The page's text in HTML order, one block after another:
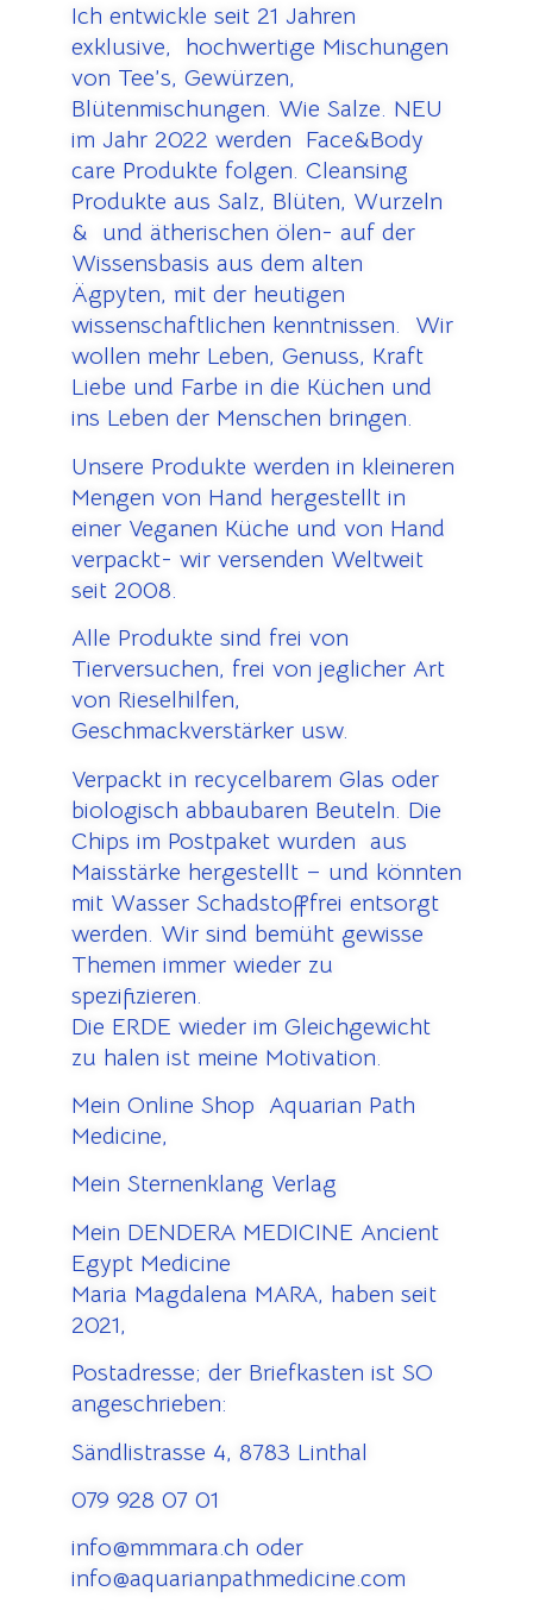
Ich entwickle seit 21 Jahren
exklusive, hochwertige Mischungen
von Tee’s, Gewürzen,
Blütenmischungen. Wie Salze. NEU
im Jahr 2022 werden Face&Body
care Produkte folgen. Cleansing
Produkte aus Salz, Blüten, Wurzeln
& und ätherischen ölen- auf der
Wissensbasis aus dem alten
Ägpyten, mit der heutigen
wissenschaftlichen kenntnissen. Wir
wollen mehr Leben, Genuss, Kraft
Liebe und Farbe in die Küchen und
ins Leben der Menschen bringen.
Unsere Produkte werden in kleineren
Mengen von Hand hergestellt in
einer Veganen Küche und von Hand
verpackt- wir versenden Weltweit
seit 2008.
Alle Produkte sind frei von
Tierversuchen, frei von jeglicher Art
von Rieselhilfen,
Geschmackverstärker usw.
Verpackt in recycelbarem Glas oder
biologisch abbaubaren Beuteln. Die
Chips im Postpaket wurden aus
Maisstärke hergestellt – und könnten
mit Wasser Schadstofffrei entsorgt
werden. Wir sind bemüht gewisse
Themen immer wieder zu
spezifizieren.
Die ERDE wieder im Gleichgewicht
zu halen ist meine Motivation.
Mein Online Shop Aquarian Path
Medicine,
Mein Sternenklang Verlag
Mein DENDERA MEDICINE Ancient
Egypt Medicine
Maria Magdalena MARA, haben seit
2021,
Postadresse; der Briefkasten ist SO
angeschrieben:
Sändlistrasse 4, 8783 Linthal
079 928 07 01
info@mmmara.ch oder
info@aquarianpathmedicine.com